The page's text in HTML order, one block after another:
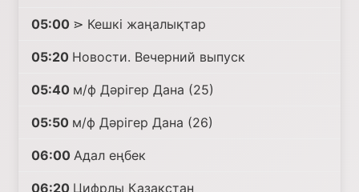
05:00 ⋗ Кешкі жаңалықтар
05:20 Новости. Вечерний выпуск
05:40 м/ф Дәрігер Дана (25)
05:50 м/ф Дәрігер Дана (26)
06:00 Адал еңбек
06:20 Цифрлы Қазақстан